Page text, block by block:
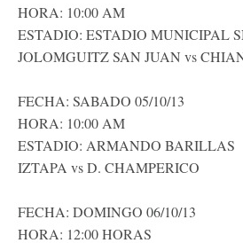
HORA: 10:00 AM
ESTADIO: ESTADIO MUNICIPAL
JOLOMGUITZ SAN JUAN vs
FECHA: SABADO 05/10/13
HORA: 10:00 AM
ESTADIO: ARMANDO BARILLAS
IZTAPA vs D. CHAMPERICO
FECHA: DOMINGO 06/10/13
HORA: 12:00 HORAS